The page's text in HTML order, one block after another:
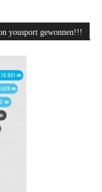
yousport gewonnen!!!